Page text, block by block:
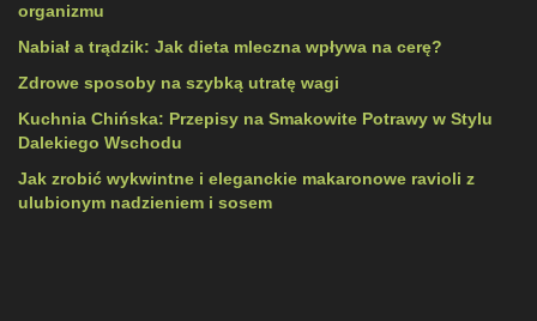
organizmu
Nabiał a trądzik: Jak dieta mleczna wpływa na cerę?
Zdrowe sposoby na szybką utratę wagi
Kuchnia Chińska: Przepisy na Smakowite Potrawy w Stylu
Dalekiego Wschodu
Jak zrobić wykwintne i eleganckie makaronowe ravioli z
ulubionym nadzieniem i sosem